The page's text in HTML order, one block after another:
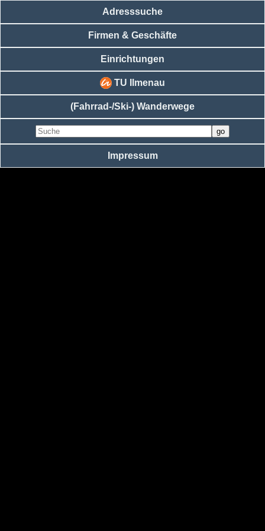
Adresssuche
Firmen & Geschäfte
Einrichtungen
TU Ilmenau
(Fahrrad-/Ski-) Wanderwege
Impressum